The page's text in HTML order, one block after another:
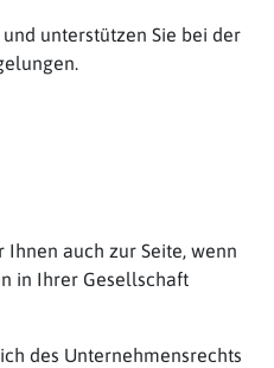
unterstützen Sie bei der
auch zur Seite, wenn
in Ihrer Gesellschaft
des Unternehmensrechts